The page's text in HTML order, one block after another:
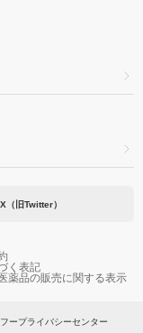
X（旧Twitter）
く表記
医薬品の販売に関する表示
ープライバシーセンター